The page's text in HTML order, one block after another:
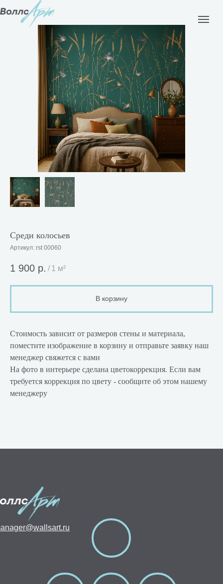
Среди колосьев
Артикул: rst 00060
1 900 р. / 1 м²
В корзину
Стоимость зависит от размеров стены и материала,
поместите изображение в корзину и отправьте заявку наш
менеджер свяжется с вами
На фото в интерьере сделана цветокоррекция. Если вам
требуется коррекция по цвету - сообщите об этом нашему
менеджеру